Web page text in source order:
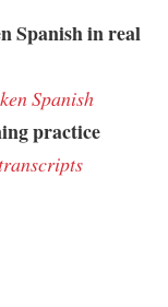
Spanish in real
Spanish
practice